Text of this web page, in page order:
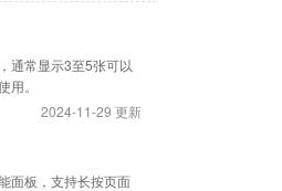
通常显示3至5张可以
。
2024-11-29 更新
面板，支持长按页面